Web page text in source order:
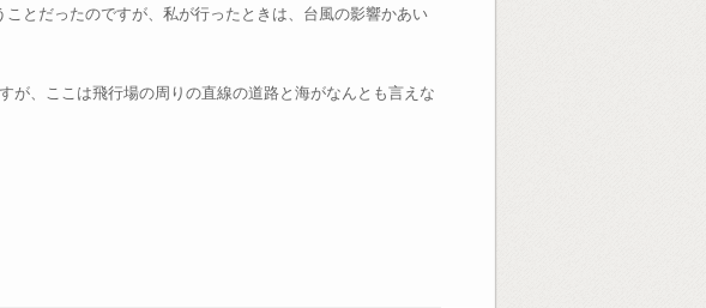
とだったのですが、私が行ったときは、台風の影響かあい
が、ここは飛行場の周りの直線の道路と海がなんとも言えな